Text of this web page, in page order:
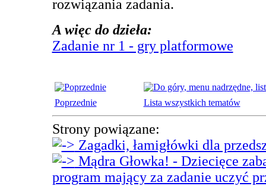
rozwiązania zadania.
A więc do dzieła:
Zadanie nr 1 - gry platformowe
Poprzednie Lista wszystkich tematów
Strony powiązane:
Zagadki, łamigłówki dla
Mądra Głowka! - Dziecięce
program mający za zadanie uczyć